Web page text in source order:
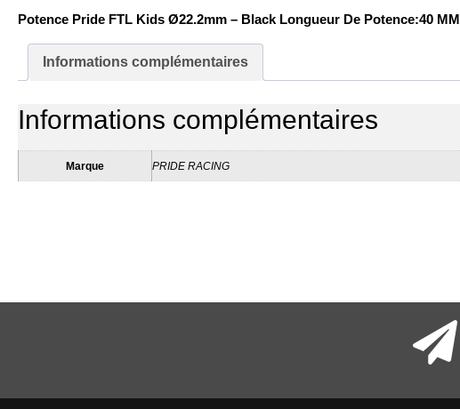
Potence Pride FTL Kids Ø22.2mm – Black Longueur De Potence:40 MM
Informations complémentaires
Informations complémentaires
Marque PRIDE RACING